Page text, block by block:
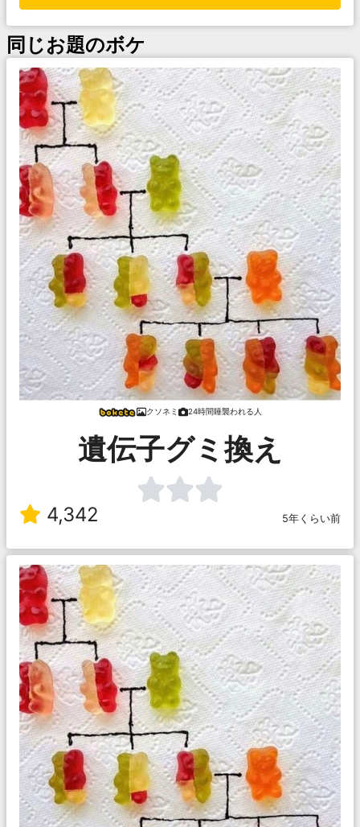
同じお題のボケ
クソネミ 24時間睡襲われる人
遺伝子グミ換え
4,342 5年くらい前